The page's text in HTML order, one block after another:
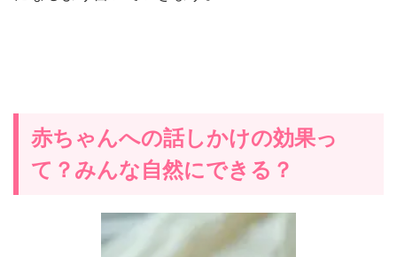
赤ちゃんへの話しかけの効果っ
て？みんな自然にできる？